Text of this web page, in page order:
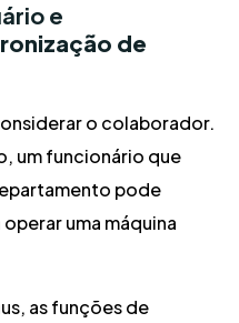
e
de
o colaborador.
um funcionário que
pode
uma máquina
as funções de